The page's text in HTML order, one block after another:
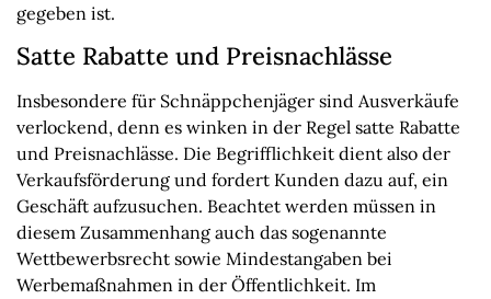
gegeben ist.
Satte Rabatte und Preisnachlässe
Insbesondere für Schnäppchenjäger sind Ausverkäufe
verlockend, denn es winken in der Regel satte Rabatte
und Preisnachlässe. Die Begrifflichkeit dient also der
Verkaufsförderung und fordert Kunden dazu auf, ein
Geschäft aufzusuchen. Beachtet werden müssen in
diesem Zusammenhang auch das sogenannte
Wettbewerbsrecht sowie Mindestangaben bei
Werbemaßnahmen in der Öffentlichkeit. Im